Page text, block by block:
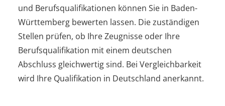
und Berufsqualifikationen können Sie in Baden-
Württemberg bewerten lassen. Die zuständigen
Stellen prüfen, ob Ihre Zeugnisse oder Ihre
Berufsqualifikation mit einem deutschen
Abschluss gleichwertig sind. Bei Vergleichbarkeit
wird Ihre Qualifikation in Deutschland anerkannt.